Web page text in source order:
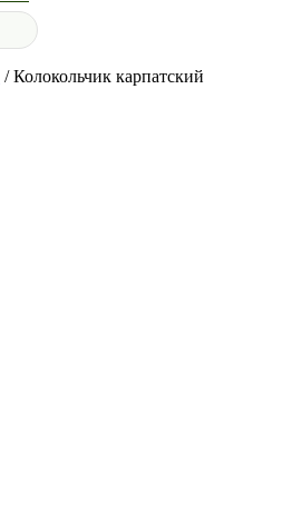
/ Колокольчик карпатский